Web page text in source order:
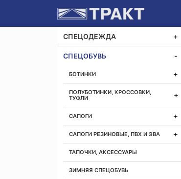
СПЕЦОДЕЖДА
СПЕЦОБУВЬ
БОТИНКИ
ПОЛУБОТИНКИ, КРОССОВКИ,
ТУФЛИ
САПОГИ
САПОГИ РЕЗИНОВЫЕ, ПВХ И ЭВА
ТАПОЧКИ, АКСЕССУАРЫ
ЗИМНЯЯ СПЕЦОБУВЬ